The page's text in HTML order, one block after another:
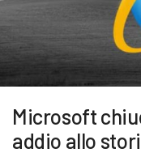
Microsoft
addio allo